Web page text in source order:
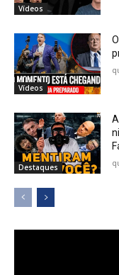
Vídeos
Vídeos
Destaques